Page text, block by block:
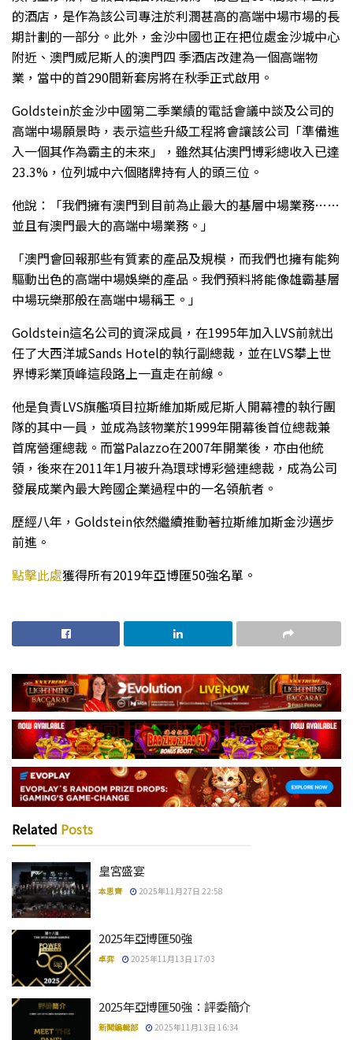
的酒店，是作為該公司專注於利潤甚高的高端中場市場的長
期計劃的一部分。此外，金沙中國也正在把位處金沙城中心
附近、澳門威尼斯人的澳門四 季酒店改建為一個高端物
業，當中的首290間新套房將在秋季正式啟用。
Goldstein於金沙中國第二季業績的電話會議中談及公司的
高端中場願景時，表示這些升級工程將會讓該公司「準備進
入一個其作為霸主的未來」，雖然其佔澳門博彩總收入已達
23.3%，位列城中六個賭牌持有人的頭三位。
他說：「我們擁有澳門到目前為止最大的基層中場業務……
並且有澳門最大的高端中場業務。」
「澳門會回報那些有質素的產品及規模，而我們也擁有能夠
驅動出色的高端中場娛樂的產品。我們預料將能像雄霸基層
中場玩樂那般在高端中場稱王。」
Goldstein這名公司的資深成員，在1995年加入LVS前就出
任了大西洋城Sands Hotel的執行副總裁，並在LVS攀上世
界博彩業頂峰這段路上一直走在前線。
他是負責LVS旗艦項目拉斯維加斯威尼斯人開幕禮的執行團
隊的其中一員，並成為該物業於1999年開幕後首位總裁兼
首席營運總裁。而當Palazzo在2007年開業後，亦由他統
領，後來在2011年1月被升為環球博彩營連總裁，成為公司
發展成業內最大跨國企業過程中的一名領航者。
歷經八年，Goldstein依然繼續推動著拉斯維加斯金沙邁步
前進。
點擊此處獲得所有2019年亞博匯50強名單。
Related Posts
皇宮盛宴
本思齊 2025年11月27日 22:58
2025年亞博匯50強
卓弈 2025年11月13日 17:03
2025年亞博匯50強：評委簡介
新聞編輯部 2025年11月13日 16:34